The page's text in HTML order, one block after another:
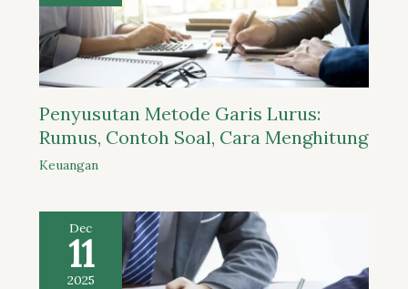
Penyusutan Metode Garis Lurus:
Rumus, Contoh Soal, Cara Menghitung
Keuangan
Dec
11
2025